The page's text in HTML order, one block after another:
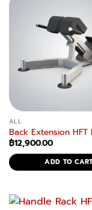
ALL
Back Extension HFT
฿12,900.00
ADD TO